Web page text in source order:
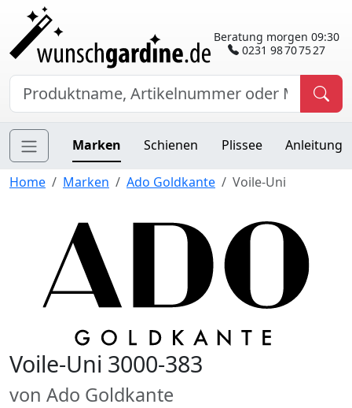
Beratung morgen 09:30
0231 98 70 75 27
Marken Schienen Plissee Anleitung
Home Marken Ado Goldkante Voile-Uni
Voile-Uni 3000-383
von Ado Goldkante